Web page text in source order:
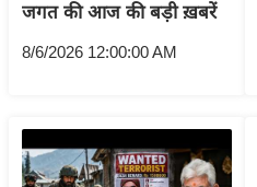
इ
पे
प
र
जगत की आज की बड़ी ख़बरें
8/6/2026 12:00:00 AM